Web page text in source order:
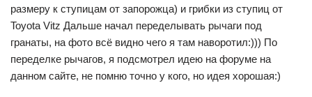
размеру к ступицам от запорожца) и грибки из ступиц от
Toyota Vitz Дальше начал переделывать рычаги под
гранаты, на фото всё видно чего я там наворотил:))) По
переделке рычагов, я подсмотрел идею на форуме на
данном сайте, не помню точно у кого, но идея хорошая:)